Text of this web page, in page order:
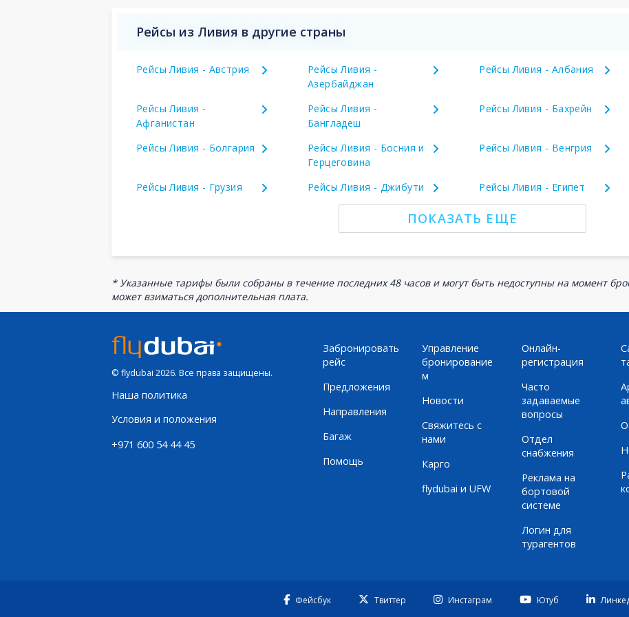
Рейсы из Ливия в другие страны
Рейсы Ливия - Австрия
Рейсы Ливия -
Азербайджан
Рейсы Ливия - Албания
Рейсы Ливия -
Афганистан
Рейсы Ливия -
Бангладеш
Рейсы Ливия - Бахрейн
Рейсы Ливия - Болгария
Рейсы Ливия - Босния и
Герцеговина
Рейсы Ливия - Венгрия
Рейсы Ливия - Грузия Рейсы Ливия - Джибути Рейсы Ливия - Египет
ПОКАЗАТЬ ЕЩЕ
* Указанные тарифы были собраны в течение последних 48 часов и могут быть недоступны на момент
может взиматься дополнительная плата.
© flydubai 2026. Все права защищены.
Наша политика
Условия и положения
+971 600 54 44 45
Забронировать
рейс
Предложения
Направления
Багаж
Помощь
Управление
бронирование
м
Новости
Свяжитесь с
нами
Карго
flydubai и UFW
Онлайн-
регистрация
Часто
задаваемые
вопросы
Отдел
снабжения
Реклама на
бортовой
системе
Логин для
турагентов
Фейсбук Твиттер Инстаграм Ютуб